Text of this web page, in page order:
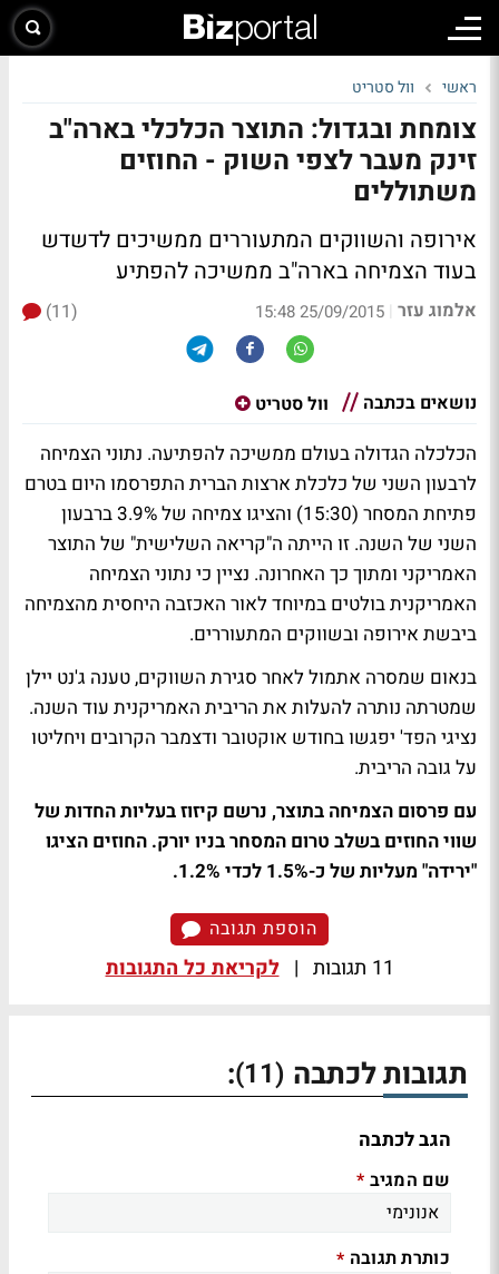
ראשי וול סטריט
צומחת ובגדול: התוצר הכלכלי בארה"ב
זינק מעבר לצפי השוק - החוזים
משתוללים
אירופה והשווקים המתעוררים ממשיכים לדשדש
בעוד הצמיחה בארה"ב ממשיכה להפתיע
אלמוג עזר |
25/09/2015 15:48
(11)
נושאים בכתבה וול סטריט
הכלכלה הגדולה בעולם ממשיכה להפתיעה. נתוני הצמיחה
לרבעון השני של כלכלת ארצות הברית התפרסמו היום בטרם
פתיחת המסחר (15:30) והציגו צמיחה של 3.9% ברבעון
השני של השנה. זו הייתה ה"קריאה השלישית" של התוצר
האמריקני ומתוך כך האחרונה. נציין כי נתוני הצמיחה
האמריקנית בולטים במיוחד לאור האכזבה היחסית מהצמיחה
ביבשת אירופה ובשווקים המתעוררים.
בנאום שמסרה אתמול לאחר סגירת השווקים, טענה ג'נט יילן
שמטרתה נותרה להעלות את הריבית האמריקנית עוד השנה.
נציגי הפד' יפגשו בחודש אוקטובר ודצמבר הקרובים ויחליטו
על גובה הריבית.
עם פרסום הצמיחה בתוצר, נרשם קיזוז בעליות החדות של
שווי החוזים בשלב טרום המסחר בניו יורק. החוזים הציגו
"ירידה" מעליות של כ-1.5% לכדי 1.2%.
הוספת תגובה
11 תגובות | לקריאת כל התגובות
תגובות לכתבה (11)
:
הגב לכתבה
שם המגיב *
כותרת תגובה *